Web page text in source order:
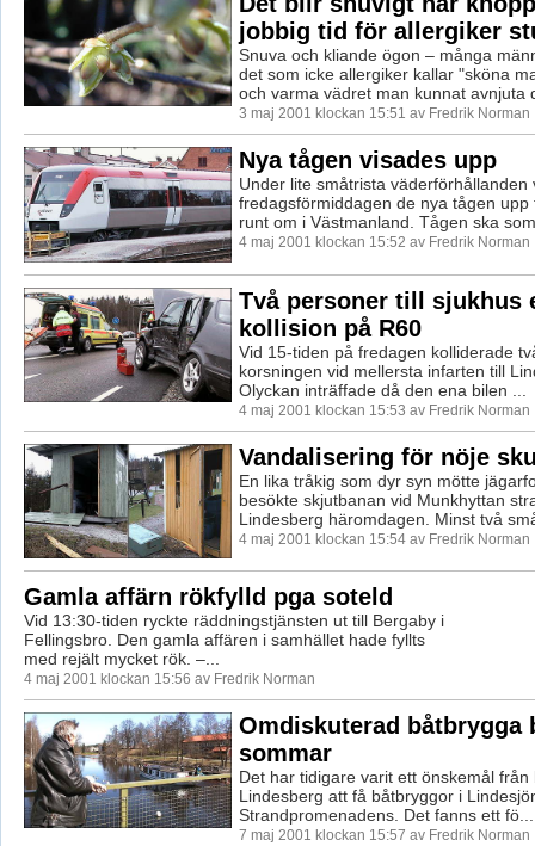
jobbig tid för allergiker
Snuva och kliande ögon – många
det som icke allergiker kallar "sköna
och varma vädret man kunnat avnjuta
3 maj 2001 klockan 15:51 av Fredrik Norman
Nya tågen visades upp
Under lite småtrista väderförhållanden
fredagsförmiddagen de nya tågen upp
runt om i Västmanland. Tågen ska
4 maj 2001 klockan 15:52 av Fredrik Norman
Två personer till sjukhus
kollision på R60
Vid 15-tiden på fredagen kolliderade
korsningen vid mellersta infarten till
Olyckan inträffade då den ena bilen ...
4 maj 2001 klockan 15:53 av Fredrik Norman
Vandalisering för nöje
En lika tråkig som dyr syn mötte
besökte skjutbanan vid Munkhyttan
Lindesberg häromdagen. Minst två
4 maj 2001 klockan 15:54 av Fredrik Norman
Gamla affärn rökfylld pga soteld
Vid 13:30-tiden ryckte räddningstjänsten ut till Bergaby i
Fellingsbro. Den gamla affären i samhället hade fyllts
med rejält mycket rök. –...
4 maj 2001 klockan 15:56 av Fredrik Norman
Omdiskuterad båtbrygga
sommar
Det har tidigare varit ett önskemål från
Lindesberg att få båtbryggor i
Strandpromenadens. Det fanns ett fö...
7 maj 2001 klockan 15:57 av Fredrik Norman